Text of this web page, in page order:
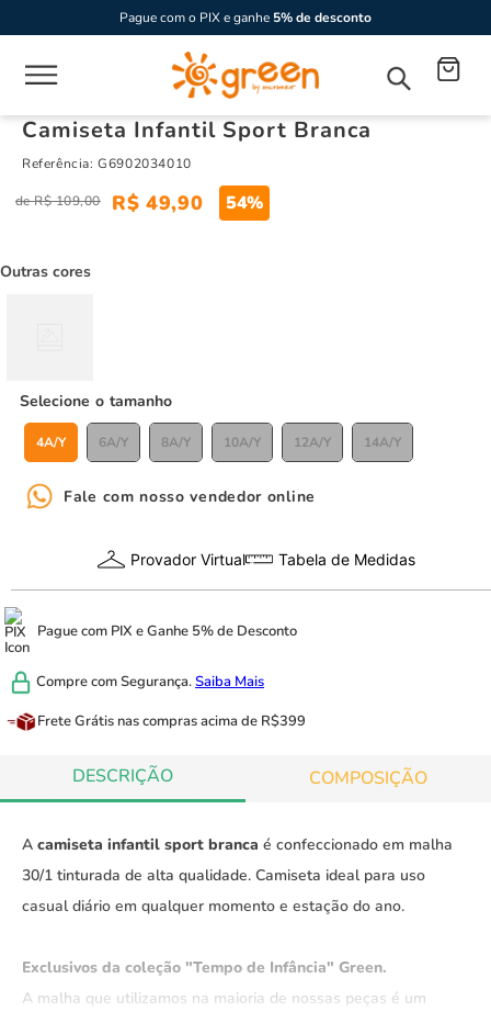
Pague com o PIX e ganhe 5% de desconto
Camiseta Infantil Sport Branca
Referência:G6902034010
R$ 109,00 R$ 49,90 54%
Outras cores
tamanho
4A/Y 6A/Y 8A/Y 10A/Y 12A/Y 14A/Y
Fale com nosso vendedor online
Provador Virtual Tabela de Medidas
Pague com PIX eGanhe 5% de Desconto
Compre comSegurança.Saiba Mais
Frete Grátis nas compras acima de R$399
DESCRIÇÃO COMPOSIÇÃO
A camiseta infantil sport branca é confeccionado em malha
30/1 tinturada de alta qualidade. Camiseta ideal para uso
casual diário em qualquer momento e estação do ano.
Exclusivos da coleção "Tempo de Infância" Green.
A malha que utilizamos na maioria de nossas peças é um